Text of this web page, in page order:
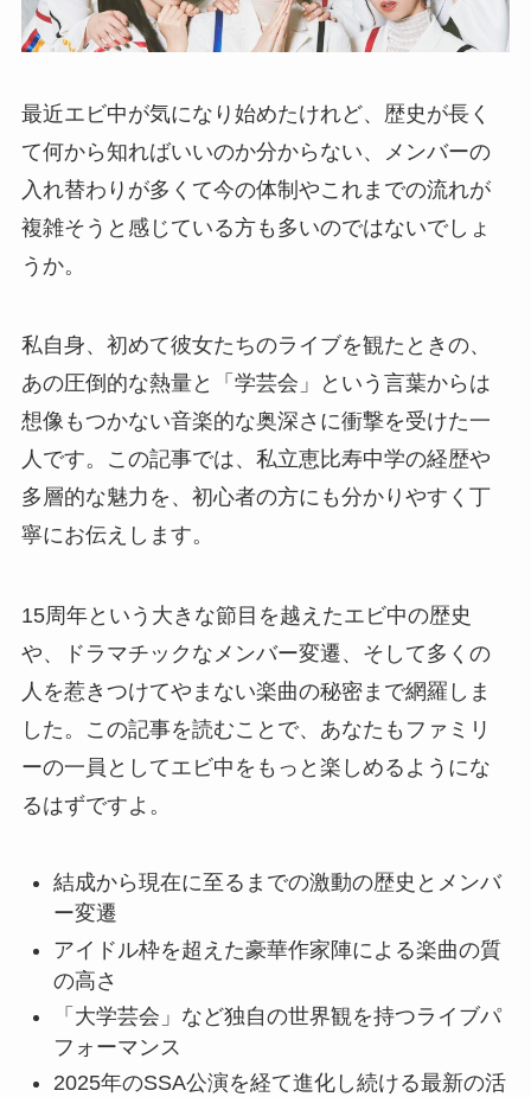
最近エビ中が気になり始めたけれど、歴史が長く
て何から知ればいいのか分からない、メンバーの
入れ替わりが多くて今の体制やこれまでの流れが
複雑そうと感じている方も多いのではないでしょ
うか。
私自身、初めて彼女たちのライブを観たときの、
あの圧倒的な熱量と「学芸会」という言葉からは
想像もつかない音楽的な奥深さに衝撃を受けた一
人です。この記事では、私立恵比寿中学の経歴や
多層的な魅力を、初心者の方にも分かりやすく丁
寧にお伝えします。
15周年という大きな節目を越えたエビ中の歴史
や、ドラマチックなメンバー変遷、そして多くの
人を惹きつけてやまない楽曲の秘密まで網羅しま
した。この記事を読むことで、あなたもファミリ
ーの一員としてエビ中をもっと楽しめるようにな
るはずですよ。
結成から現在に至るまでの激動の歴史とメンバ
ー変遷
アイドル枠を超えた豪華作家陣による楽曲の質
の高さ
「大学芸会」など独自の世界観を持つライブパ
フォーマンス
2025年のSSA公演を経て進化し続ける最新の活